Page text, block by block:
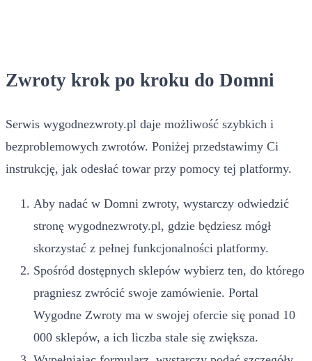
Zwroty krok po kroku do Domni
Serwis wygodnezwroty.pl daje możliwość szybkich i
bezproblemowych zwrotów. Poniżej przedstawimy Ci
instrukcję, jak odesłać towar przy pomocy tej platformy.
Aby nadać w Domni zwroty, wystarczy odwiedzić
stronę wygodnezwroty.pl, gdzie będziesz mógł
skorzystać z pełnej funkcjonalności platformy.
Spośród dostępnych sklepów wybierz ten, do którego
pragniesz zwrócić swoje zamówienie. Portal
Wygodne Zwroty ma w swojej ofercie się ponad 10
000 sklepów, a ich liczba stale się zwiększa.